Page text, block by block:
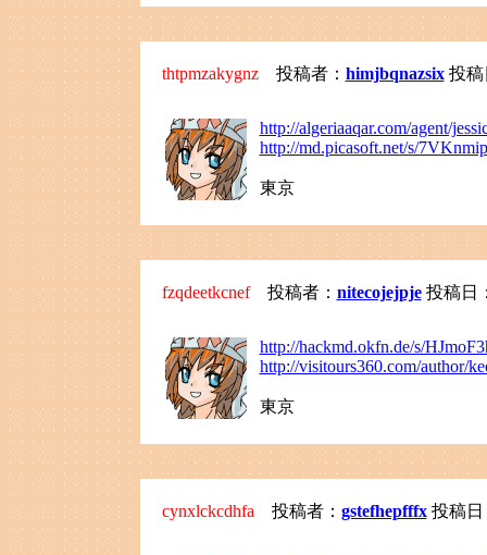
thtpmzakygnz投稿者： himjbqnazsix投稿
http://algeriaaqar.com/agent/
http://md.picasoft.net/s/
東京
fzqdeetkcnef投稿者： nitecojejpje投稿日
http://hackmd.okfn.de/s/
http://visitours360.com/author/
東京
cynxlckcdhfa 投稿者： gstefhepfffx投稿日